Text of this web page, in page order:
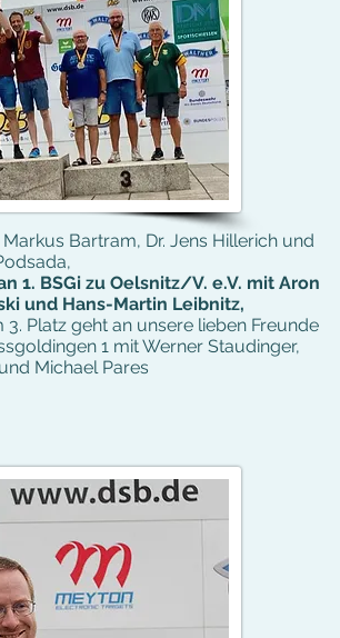
Markus Bartram, Dr. Jens Hillerich und
1. BSGi zu Oelsnitz/V. e.V. mit Aron
und Hans-Martin Leibnitz,
Platz geht an unsere lieben Freunde
1 mit Werner Staudinger,
Michael Pares